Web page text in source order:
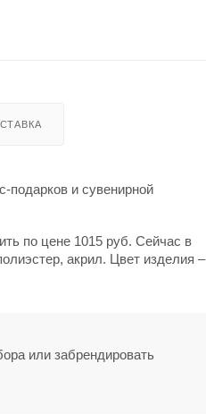
подарков и сувенирной
по цене 1015 руб. Сейчас в
акрил. Цвет изделия –
или забрендировать